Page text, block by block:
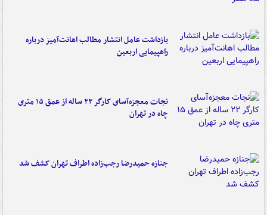
بازداشت عامل انتشار مطالب اهانت‌آمیز درباره
راهپیمایی اربعین
نجات معجزه‌آسای کارگر ۲۲ ساله از عمق ۱۵ متری
چاه در تهران
جنازه حمیدرضا رجب‌زاده اطراف تهران کشف شد